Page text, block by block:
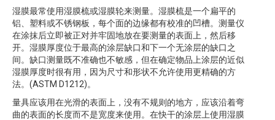
湿膜最常使用湿膜梳或湿膜轮来测量。湿膜梳是一个扁平的
铝、塑料或不锈钢板，每个面的边缘都有校准的凹槽。测量仪
在涂抹后立即被正对并牢固地放在要测量的表面上，然后移
开。湿膜厚度位于最高的涂层缺口和下一个无涂层的缺口之
间。缺口测量既不准确也不敏感，但在确定物品上涂层的近似
湿膜厚度时很有用，因为尺寸和形状不允许使用更精确的方
法。(ASTM D1212)。
量具应该用在光滑的表面上，没有不规则的地方，应该沿着弯
曲的表面的长度而不是宽度来使用。在快干的涂层上使用湿膜